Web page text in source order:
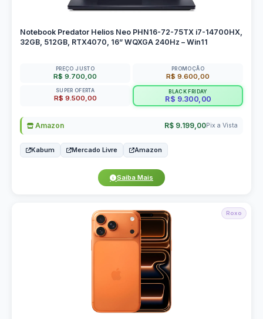
Notebook Predator Helios Neo PHN16-72-75TX i7-14700HX,
32GB, 512GB, RTX4070, 16” WQXGA 240Hz – Win11
PREÇO JUSTO
R$ 9.700,00
PROMOÇÃO
R$ 9.600,00
SUPER OFERTA
R$ 9.500,00
BLACK FRIDAY
R$ 9.300,00
Amazon R$ 9.199,00Pix a Vista
Kabum Mercado Livre Amazon
Saiba Mais
Roxo